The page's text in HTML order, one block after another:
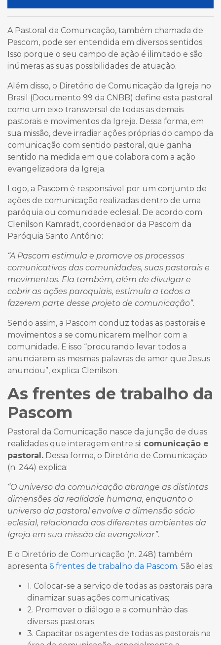
A Pastoral da Comunicação, também chamada de
Pascom, pode ser entendida em diversos sentidos.
Isso porque o seu campo de ação é ilimitado e são
inúmeras as suas possibilidades de atuação.
Além disso, o Diretório de Comunicação da Igreja no
Brasil (Documento 99 da CNBB) define esta pastoral
como um eixo transversal de todas as demais
pastorais e movimentos da Igreja. Dessa forma, em
sua missão, deve irradiar ações próprias do campo da
comunicação com sentido pastoral, que ganha
sentido na medida em que colabora com a ação
evangelizadora da Igreja.
Logo, a Pascom é responsável por um conjunto de
ações de comunicação realizadas dentro de uma
paróquia ou comunidade eclesial. De acordo com
Clenilson Kamradt, coordenador da Pascom da
Paróquia Santo Antônio:
“A Pascom estimula e promove os processos
comunicativos das comunidades, suas pastorais e
movimentos. Ela também, além de divulgar e
cobrir as ações paroquiais, estimula a todos a
fazerem parte desse projeto de comunicação”.
Sendo assim, a Pascom conduz todas as pastorais e
movimentos a se comunicarem melhor com a
comunidade. E isso “procurando levar todos a
anunciarem as mesmas palavras de amor que Jesus
anunciou”, explica Clenilson.
As frentes de trabalho da
Pascom
Pastoral da Comunicação nasce da junção de duas
realidades que interagem entre si: comunicação e
pastoral. Dessa forma, o Diretório de Comunicação
(n. 244) explica:
“O universo da comunicação abrange as distintas
dimensões da realidade humana, enquanto o
universo da pastoral envolve a dimensão sócio
eclesial, relacionada aos diferentes ambientes da
Igreja em sua missão de evangelizar”.
E o Diretório de Comunicação (n. 248) também
apresenta 6 frentes de trabalho da Pascom. São elas:
1. Colocar-se a serviço de todas as pastorais para
dinamizar suas ações comunicativas;
2. Promover o diálogo e a comunhão das
diversas pastorais;
3. Capacitar os agentes de todas as pastorais na